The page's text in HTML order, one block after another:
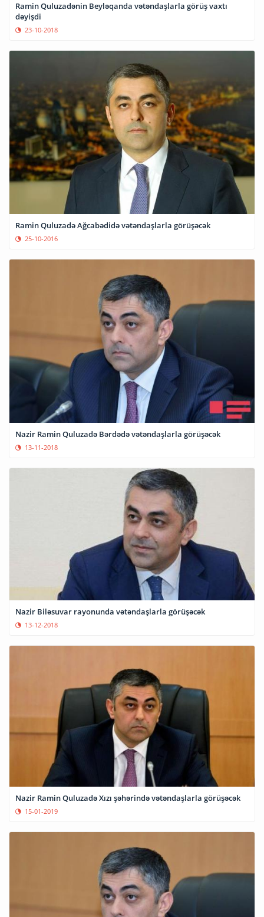
Ramin Quluzadənin Beyləqanda vətəndaşlarla görüş vaxtı
dəyişdi
23-10-2018
Ramin Quluzadə Ağcabədidə vətəndaşlarla görüşəcək
25-10-2016
Nazir Ramin Quluzadə Bərdədə vətəndaşlarla görüşəcək
13-11-2018
Nazir Biləsuvar rayonunda vətəndaşlarla görüşəcək
13-12-2018
Nazir Ramin Quluzadə Xızı şəhərində vətəndaşlarla görüşəcək
15-01-2019